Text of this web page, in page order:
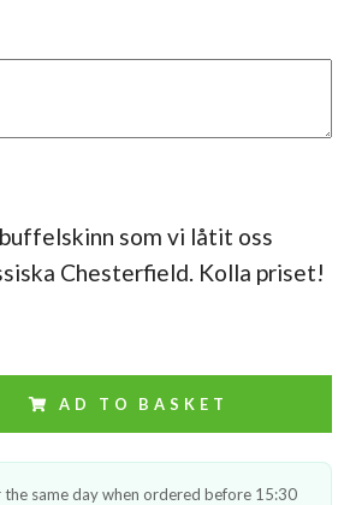
som vi låtit oss
Chesterfield. Kolla priset!
AD TO BASKET
same day when ordered before 15:30